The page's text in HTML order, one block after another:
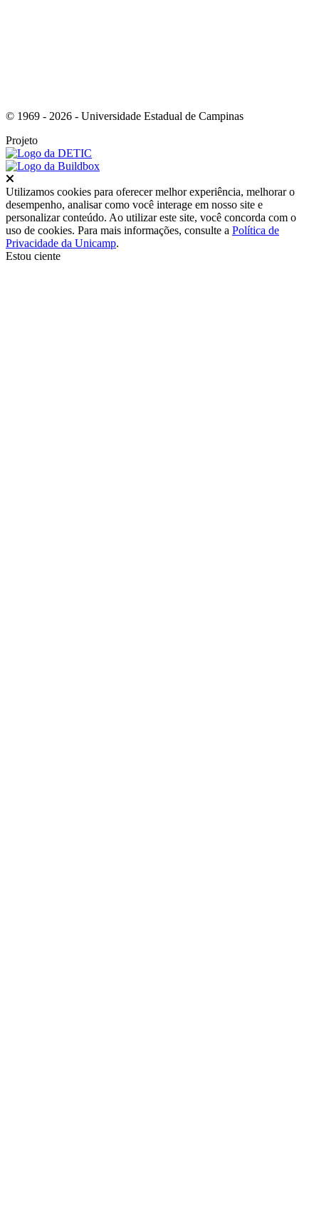
© 1969 - 2026 - Universidade Estadual de Campinas
Projeto
Utilizamos cookies para oferecer melhor experiência, melhorar o
desempenho, analisar como você interage em nosso site e
personalizar conteúdo. Ao utilizar este site, você concorda com o
uso de cookies. Para mais informações, consulte a Política de
Privacidade da Unicamp.
Estou ciente